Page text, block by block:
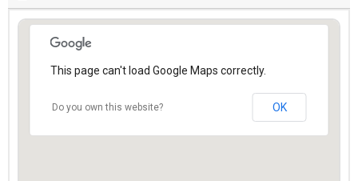
This page can't load Google Maps correctly.
Do you own this website? OK